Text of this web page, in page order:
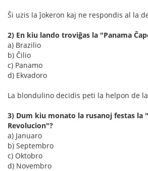
Ŝi uzis la ĵokeron kaj ne respondis al la
2) En kiu lando troviĝas la "Panama
a) Brazilio
b) Ĉilio
c) Panamo
d) Ekvadoro
La blondulino decidis peti la helpon de
3) Dum kiu monato la rusanoj festas la
Revolucion"?
a) Januaro
b) Septembro
c) Oktobro
d) Novembro